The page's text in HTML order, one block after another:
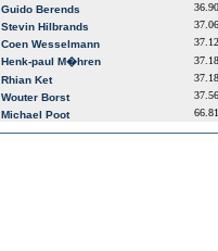
Guido Berends
36.90
Stevin Hilbrands
37.06
Coen Wesselmann
37.12
Henk-paul M�hren
37.18
Rhian Ket
37.18
Wouter Borst
37.56
Michael Poot 66.81